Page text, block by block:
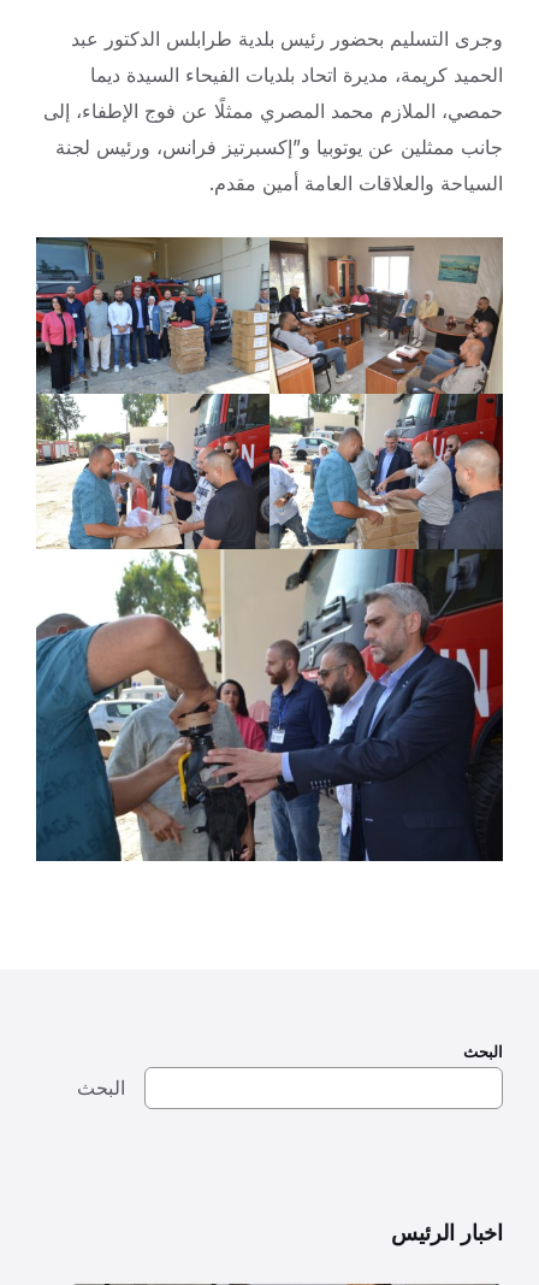
وجرى التسليم بحضور رئيس بلدية طرابلس الدكتور عبد
الحميد كريمة، مديرة اتحاد بلديات الفيحاء السيدة ديما
حمصي، الملازم محمد المصري ممثلًا عن فوج الإطفاء، إلى
جانب ممثلين عن يوتوبيا و”إكسبرتيز فرانس، ورئيس لجنة
السياحة والعلاقات العامة أمين مقدم.
البحث
البحث
اخبار الرئيس